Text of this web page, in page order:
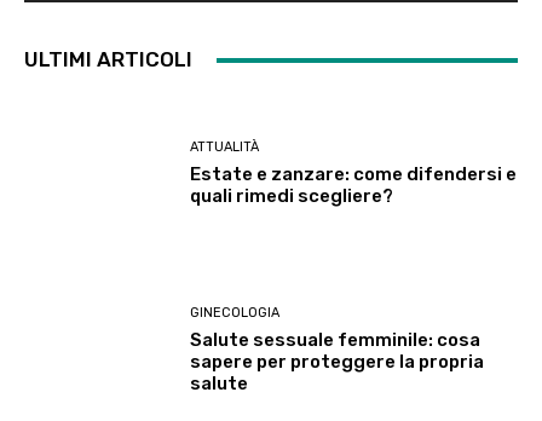
ULTIMI ARTICOLI
ATTUALITÀ
Estate e zanzare: come difendersi e
quali rimedi scegliere?
GINECOLOGIA
Salute sessuale femminile: cosa
sapere per proteggere la propria
salute